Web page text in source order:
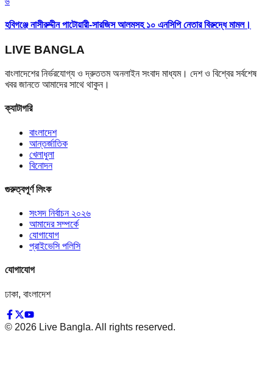
হবিগঞ্জে নাসীরুদ্দীন পাটোয়ারী-সারজিস আলমসহ ১০ এনসিপি নেতার বিরুদ্ধে মামল।
LIVE BANGLA
বাংলাদেশের নির্ভরযোগ্য ও দ্রুততম অনলাইন সংবাদ মাধ্যম। দেশ ও বিশ্বের সর্বশেষ
খবর জানতে আমাদের সাথে থাকুন।
ক্যাটাগরি
বাংলাদেশ
আন্তর্জাতিক
খেলাধুলা
বিনোদন
গুরুত্বপূর্ণ লিংক
সংসদ নির্বাচন ২০২৬
আমাদের সম্পর্কে
যোগাযোগ
প্রাইভেসি পলিসি
যোগাযোগ
ঢাকা, বাংলাদেশ
© 2026 Live Bangla. All rights reserved.